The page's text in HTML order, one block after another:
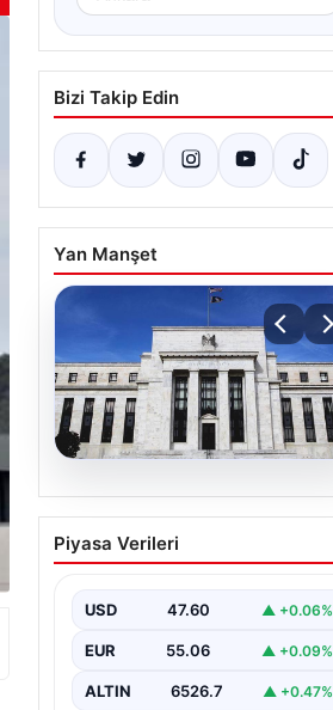
Bizi Takip Edin
Yan Manşet
04.08.2026
Fed faizi sabit tuttu
Piyasa Verileri
USD 47.60 ▲ +0.06%
EUR 55.06 ▲ +0.09%
ALTIN 6526.7 ▲ +0.47%